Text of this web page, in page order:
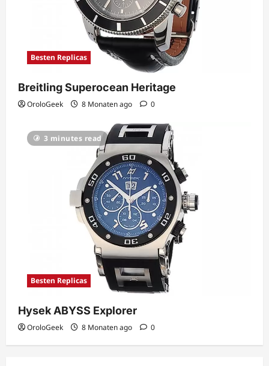
Besten Replicas
Breitling Superocean Heritage
OroloGeek 8 Monaten ago 0
3 minutes read
Besten Replicas
Hysek ABYSS Explorer
OroloGeek 8 Monaten ago 0